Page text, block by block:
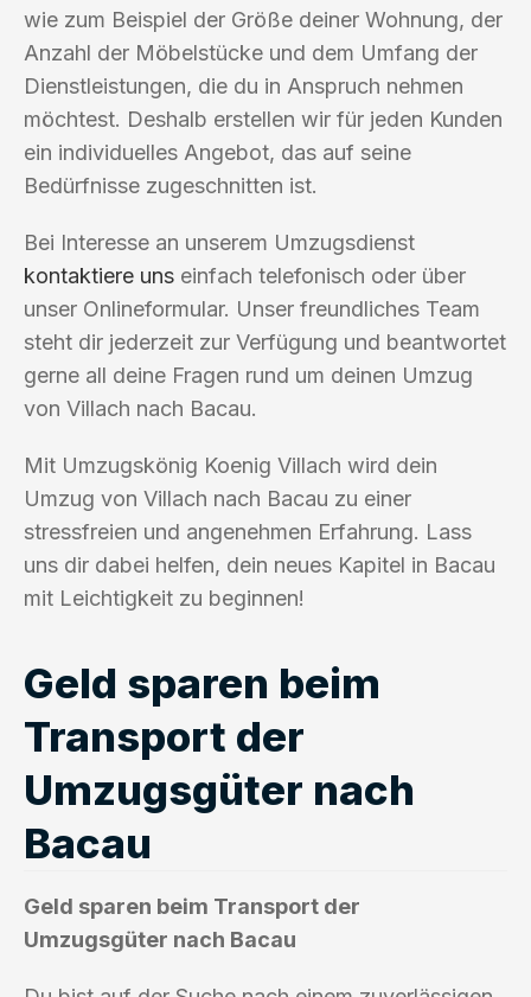
wie zum Beispiel der Größe deiner Wohnung, der
Anzahl der Möbelstücke und dem Umfang der
Dienstleistungen, die du in Anspruch nehmen
möchtest. Deshalb erstellen wir für jeden Kunden
ein individuelles Angebot, das auf seine
Bedürfnisse zugeschnitten ist.
Bei Interesse an unserem Umzugsdienst
kontaktiere uns einfach telefonisch oder über
unser Onlineformular. Unser freundliches Team
steht dir jederzeit zur Verfügung und beantwortet
gerne all deine Fragen rund um deinen Umzug
von Villach nach Bacau.
Mit Umzugskönig Koenig Villach wird dein
Umzug von Villach nach Bacau zu einer
stressfreien und angenehmen Erfahrung. Lass
uns dir dabei helfen, dein neues Kapitel in Bacau
mit Leichtigkeit zu beginnen!
Geld sparen beim
Transport der
Umzugsgüter nach
Bacau
Geld sparen beim Transport der
Umzugsgüter nach Bacau